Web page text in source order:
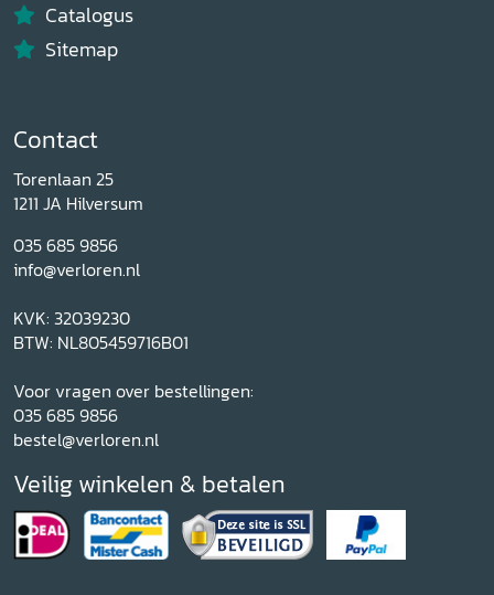
Catalogus
Sitemap
Contact
Torenlaan 25
1211 JA Hilversum
035 685 9856
info@verloren.nl
KVK: 32039230
BTW: NL805459716B01
Voor vragen over bestellingen:
035 685 9856
bestel@verloren.nl
Veilig winkelen & betalen